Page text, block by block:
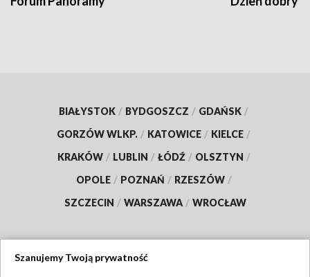
BIAŁYSTOK / BYDGOSZCZ / GDAŃSK /
GORZÓW WLKP. / KATOWICE / KIELCE /
KRAKÓW / LUBLIN / ŁÓDŹ / OLSZTYN /
OPOLE / POZNAŃ / RZESZÓW /
SZCZECIN / WARSZAWA / WROCŁAW
Szanujemy Twoją prywatność